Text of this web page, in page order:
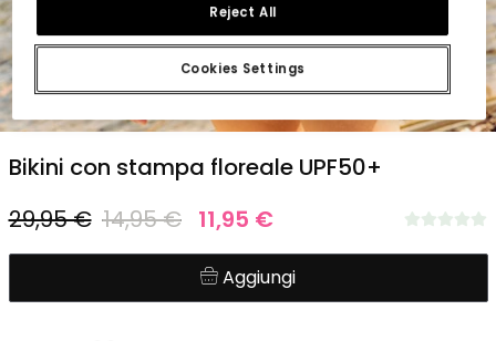
Bikini con stampa floreale UPF50+
29,95 € 14,95 € 11,95 €
Aggiungi
Cookies Settings
Reject All